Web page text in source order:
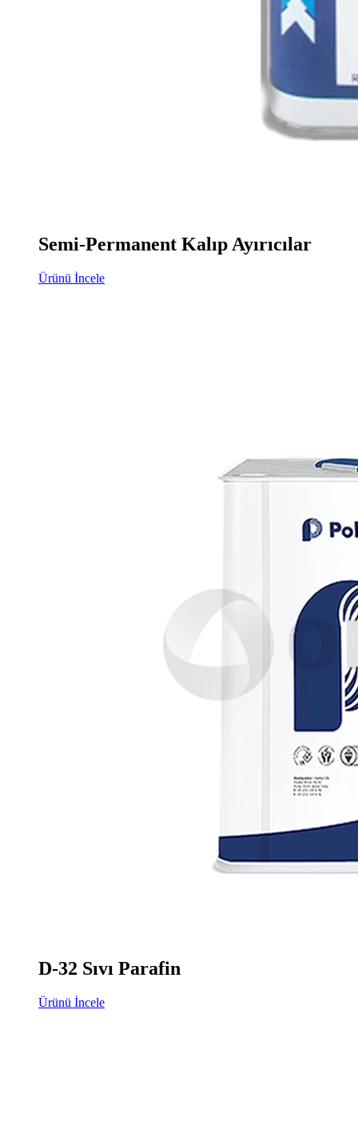
Semi-Permanent Kalıp Ayırıcılar
Ürünü İncele
D-32 Sıvı Parafin
Ürünü İncele